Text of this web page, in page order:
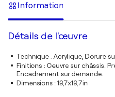
Information
Détails de l'œuvre
Technique: Acrylique, Dorure
Finitions : Oeuvre sur châssis.
Encadrement sur demande.
Dimensions : 19,7x19,7in